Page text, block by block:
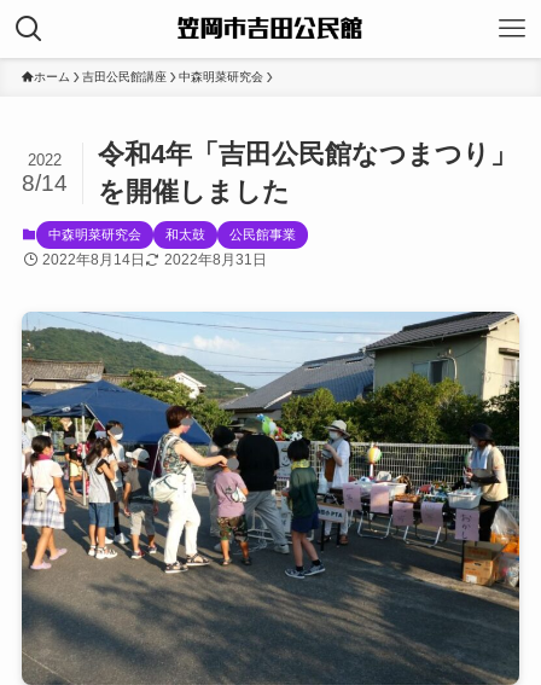
ホーム 吉田公民館講座 中森明菜研究会
令和4年「吉田公民館なつまつり」
を開催しました
2022
8/14
中森明菜研究会 和太鼓 公民館事業
2022年8月14日 2022年8月31日